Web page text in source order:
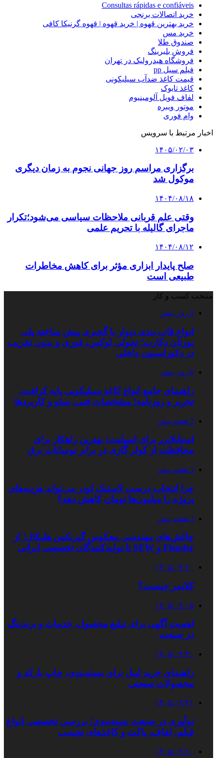
Consultas rápidas e confiáveis
خرید اتصالات برنجی
خرید بهترین قهوه | خرید قهوه | قهوه گرنیکا کافی
خرید مس
صندوق طلا
فروش بلبرینگ
فروشگاه هیدرولیک در تهران
فیلم سیل pp
قیمت کاغذ ضدآب سیلیکونی
کاغذ تایوک
لفاف فویل آلومینیوم
موتور ویبره
وام فوری
اخبار مرتبط با سرویس
۱۴۰۵/۰۲/۰۳
برگزاری مراسم روز جهانی نجوم به زمان دیگری
موکول شد
۱۴۰۴/۰۸/۱۸
وقتی علم قربانی ملاحظات سیاسی می‌شود؛تکرار
ماجرای گالیله با تحریم علمی
۱۴۰۴/۰۸/۱۲
صلح پایدار ابزاری مؤثر برای کاهش مخاطرات
طبیعی است
منتخب کسب و کار
5 روز پیش
انواع قاب بندی دیوار با گچبری پیش ساخته پلی
یورتان دکارت؛ تحولی لوکس، فوری و بدون تخریب
در دکوراسیون داخلی
6 روز پیش
راهنمای جامع انواع کاغذ سیلیکونی پایه کرافت،
تحریر و روزنامه؛ مشخصات فنی، سئو و کاربردها
3 هفته پیش
استابلایزر برای اسپلیت؛ بهترین راهکار برای
محافظت از کولر گازی در برابر نوسانات برق
3 هفته پیش
چرا انتخاب درست لاستیک لودر می‌تواند هزینه‌های
پروژه را میلیون‌ها تومان کاهش دهد؟
3 هفته پیش
چالش‌های مهندسی معکوس گیربکس هلیکال؛ از
Flender و SEW تا تولیدکنندگان تخصصی ایرانی
۱۴۰۵/۰۴/۱۰
کلایمر چیست؟
۱۴۰۵/۰۴/۰۵
اهمیت آگهی برای تبلیغ محصول، خدمات و برندینگ
در صنعت
۱۴۰۵/۰۳/۳۰
راهنمای خرید لیبل برای بسته‌بندی، چاپ بارکد و
محصولات صنعتی
۱۴۰۵/۰۳/۲۱
نوآوری در صنعت بسته‌بندی؛ بررسی تخصصی انواع
فیلم، لفاف، پاکت و کاغذهای نچسب
۱۴۰۵/۰۳/۱۰